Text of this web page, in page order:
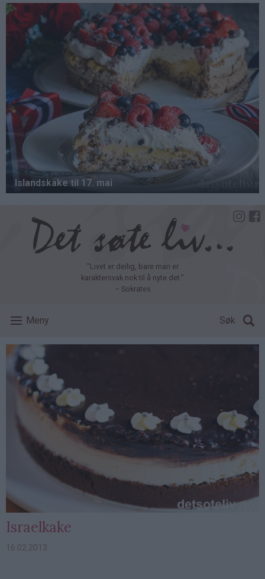
Hopp
hovedinnhold
"Livet er deilig, bare man er
karaktersvak nok til å nyte det."
– Sokrates
Meny Søk
Israelkake
16.02.2013